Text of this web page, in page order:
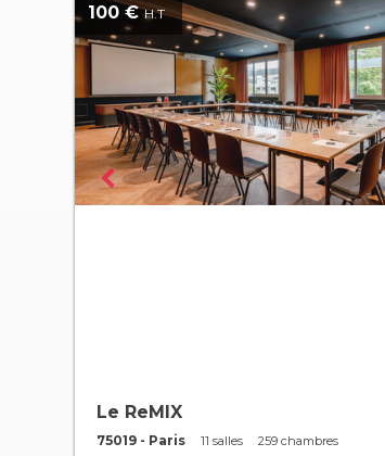
100 €H.T
Le ReMIX
75019 - Paris 11 salles 259 chambres